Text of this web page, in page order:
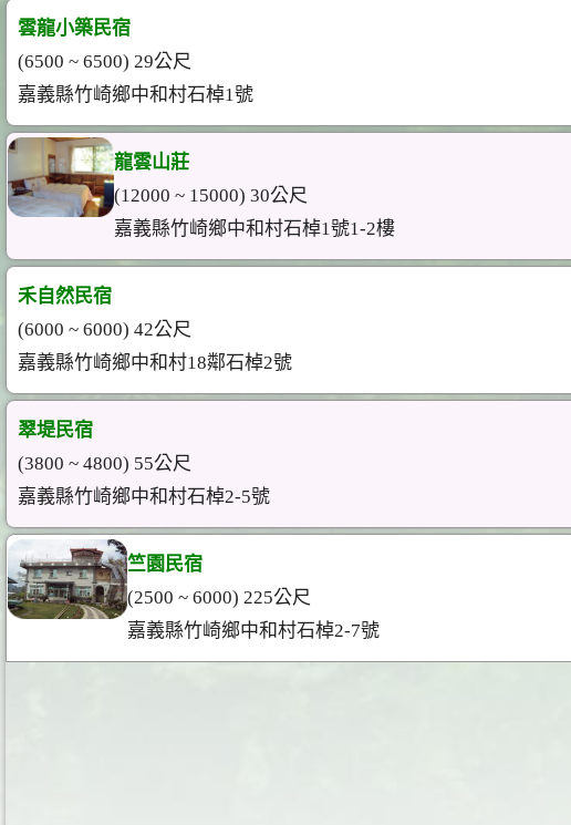
雲龍小築民宿
(6500 ~ 6500) 29公尺
嘉義縣竹崎鄉中和村石棹1號
龍雲山莊
(12000 ~ 15000) 30公尺
嘉義縣竹崎鄉中和村石棹1號1-2樓
禾自然民宿
(6000 ~ 6000) 42公尺
嘉義縣竹崎鄉中和村18鄰石棹2號
翠堤民宿
(3800 ~ 4800) 55公尺
嘉義縣竹崎鄉中和村石棹2-5號
竺園民宿
(2500 ~ 6000) 225公尺
嘉義縣竹崎鄉中和村石棹2-7號